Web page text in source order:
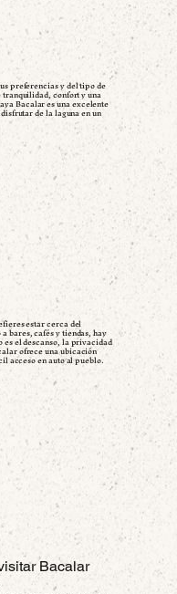
preferencias y del tipo de
tranquilidad, confort y una
Bacalar es una excelente
de la laguna en un
estar cerca del
bares, cafés y tiendas, hay
es el descanso, la privacidad
ofrece una ubicación
acceso en auto al pueblo.
Bacalar